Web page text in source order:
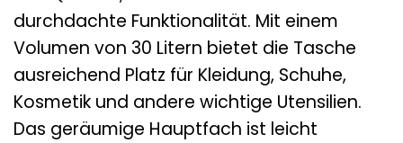
durchdachte Funktionalität. Mit einem
Volumen von 30 Litern bietet die Tasche
ausreichend Platz für Kleidung, Schuhe,
Kosmetik und andere wichtige Utensilien.
Das geräumige Hauptfach ist leicht